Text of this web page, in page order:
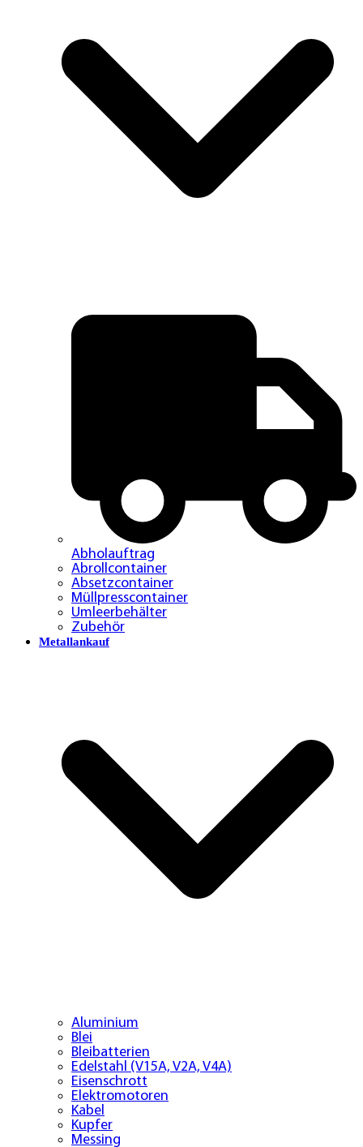
Abholauftrag
Abrollcontainer
Absetzcontainer
Müllpresscontainer
Umleerbehälter
Zubehör
Metallankauf
Aluminium
Blei
Bleibatterien
Edelstahl (V15A, V2A, V4A)
Eisenschrott
Elektromotoren
Kabel
Kupfer
Messing